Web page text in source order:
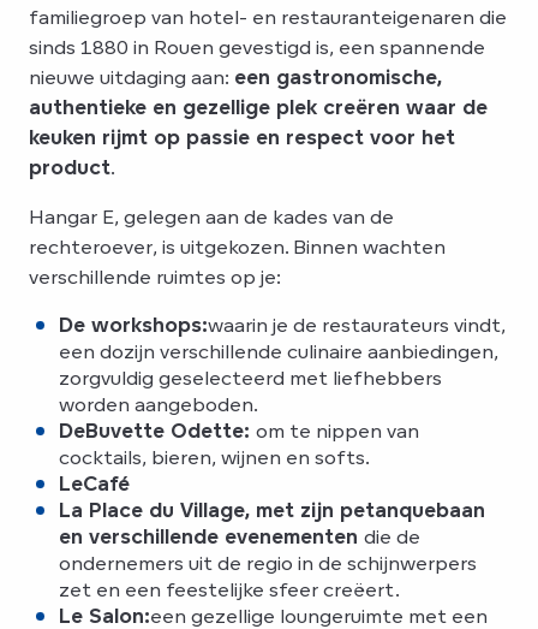
familiegroep van hotel- en restauranteigenaren die
sinds 1880 in Rouen gevestigd is, een spannende
nieuwe uitdaging aan: een gastronomische,
authentieke en gezellige plek creëren waar de
keuken rijmt op passie en respect voor het
product.
Hangar E, gelegen aan de kades van de
rechteroever, is uitgekozen. Binnen wachten
verschillende ruimtes op je:
De workshops:waarin je de restaurateurs vindt,
een dozijn verschillende culinaire aanbiedingen,
zorgvuldig geselecteerd met liefhebbers
worden aangeboden.
DeBuvette Odette: om te nippen van
cocktails, bieren, wijnen en softs.
LeCafé
La Place du Village, met zijn petanquebaan
en verschillende evenementen die de
ondernemers uit de regio in de schijnwerpers
zet en een feestelijke sfeer creëert.
Le Salon:een gezellige loungeruimte met een